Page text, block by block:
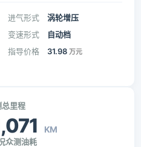
进气形式
涡轮增压
变速形式
自动档
指导价格 31.98 万元
里程
KM
众测油耗